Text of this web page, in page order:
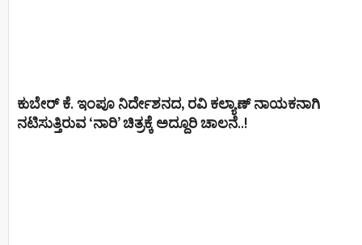
ಕುಬೇರ್ ಕೆ. ಇಂಪೂ ನಿರ್ದೇಶನದ, ರವಿ ಕಲ್ಯಾಣ್‍ ನಾಯಕನಾಗಿ
ನಟಿಸುತ್ತಿರುವ ‘ನಾರಿ’ ಚಿತ್ರಕ್ಕೆ ಅದ್ದೂರಿ ಚಾಲನೆ..!